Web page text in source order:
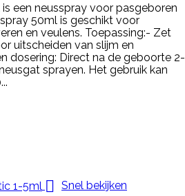
een neusspray voor pasgeboren
50ml is geschikt voor
en veulens. Toepassing:- Zet
uitscheiden van slijm en
dosering: Direct na de geboorte 2-
sprayen. Het gebruik kan
 Snel bekijken